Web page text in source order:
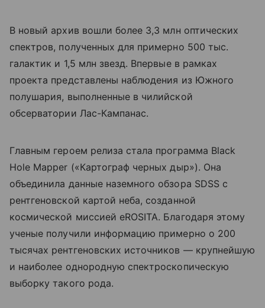
В новый архив вошли более 3,3 млн оптических
спектров, полученных для примерно 500 тыс.
галактик и 1,5 млн звезд. Впервые в рамках
проекта представлены наблюдения из Южного
полушария, выполненные в чилийской
обсерватории Лас-Кампанас.
Главным героем релиза стала программа Black
Hole Mapper («Картограф черных дыр»). Она
объединила данные наземного обзора SDSS с
рентгеновской картой неба, созданной
космической миссией eROSITA. Благодаря этому
ученые получили информацию примерно о 200
тысячах рентгеновских источников — крупнейшую
и наиболее однородную спектроскопическую
выборку такого рода.